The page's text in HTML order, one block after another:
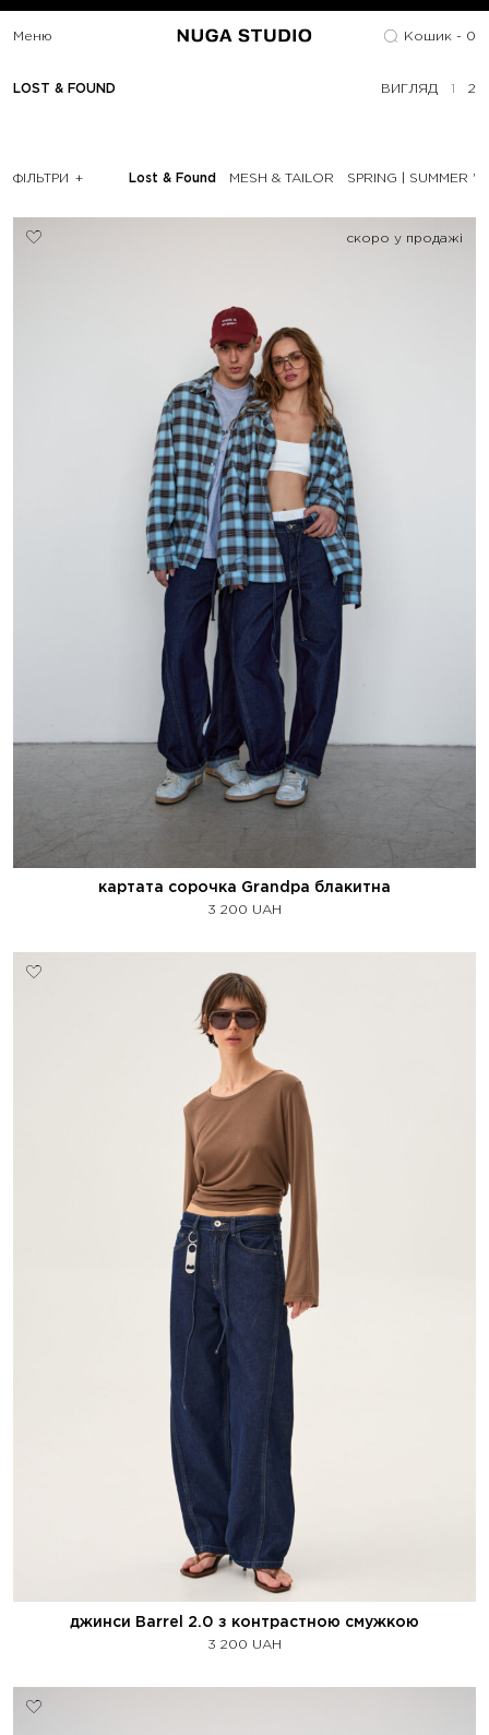
Меню Кошик - 0
LOST & FOUND ВИГЛЯД 2
ФІЛЬТРИ Lost & Found MESH & TAILOR SPRING | SUMMER
скоро у продажі
картата сорочка Grandpa блакитна
3 200 UAH
джинси Barrel 2.0 з контрастною смужкою
3 200 UAH